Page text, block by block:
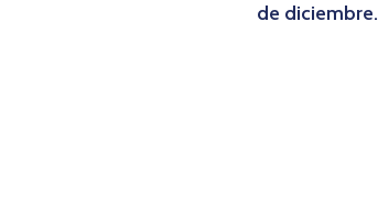
de diciembre.